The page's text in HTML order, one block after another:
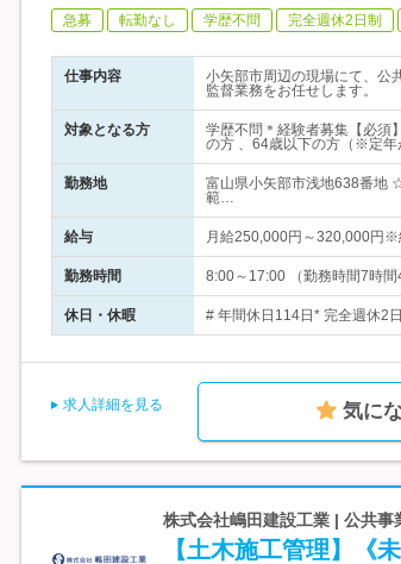
急募 転勤なし 学歴不問 完全週休2日制
仕事内容
小矢部市周辺の現場にて、公
監督業務をお任せします。
対象となる方
学歴不問＊経験者募集【必須
の方 、64歳以下の方（※定年
勤務地
富山県小矢部市浅地638番地
範…
給与 月給250,000円～320,000円
勤務時間 8:00～17:00 （勤務時間7時
休日・休暇 # 年間休日114日* 完全週休2
求人詳細を見る 気に
株式会社嶋田建設工業 | 公共
【土木施工管理】《